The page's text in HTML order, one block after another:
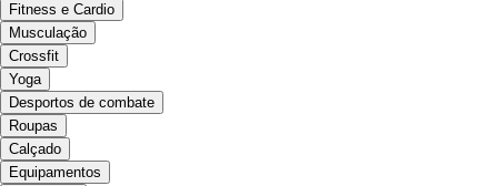
Fitness e Cardio
Musculação
Crossfit
Yoga
Desportos de combate
Roupas
Calçado
Equipamentos